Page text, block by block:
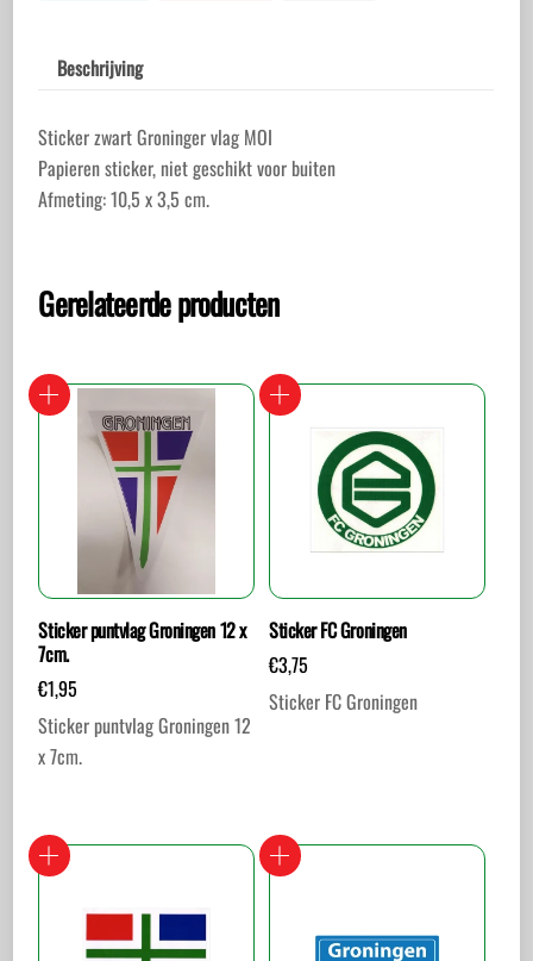
Beschrijving
Sticker zwart Groninger vlag MOI
Papieren sticker, niet geschikt voor buiten
Afmeting: 10,5 x 3,5 cm.
Gerelateerde producten
Sticker puntvlag Groningen 12 x
7cm.
€1,95
Sticker puntvlag Groningen 12
x 7cm.
Sticker FC Groningen
€3,75
Sticker FC Groningen